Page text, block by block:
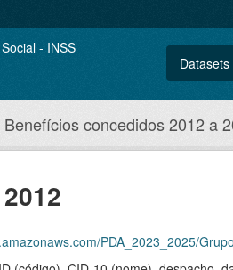
Datasets
Benefícios concedidos 2012 a
PDA_2023_2025/Grupos_de_dados/